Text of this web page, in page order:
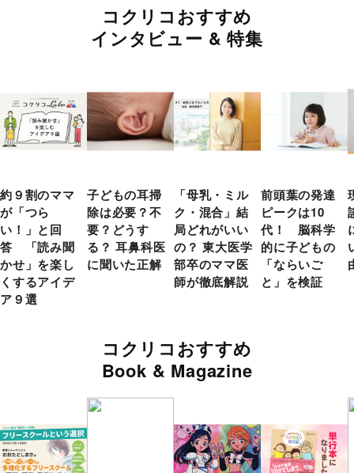
コクリコおすすめ
インタビュー & 特集
約９割のママ
が「つら
い！」と回
答 「読み聞
かせ」を楽し
くするアイデ
ア９選
子どもの耳掃
除は必要？不
要？どうす
る？ 耳鼻科医
に聞いた正解
「母乳・ミル
ク・混合」結
局どれがいい
の？ 東大医学
部卒のママ医
師が徹底解説
前頭葉の発達
ピークは10
代！ 脳科学
的に子どもの
「ならいご
と」を検証
コクリコおすすめ
Book & Magazine